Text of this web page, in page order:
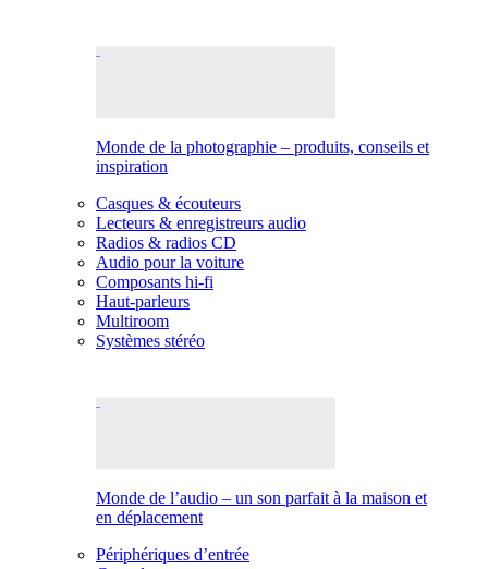
Monde de la photographie – produits, conseils et
inspiration
Casques & écouteurs
Lecteurs & enregistreurs audio
Radios & radios CD
Audio pour la voiture
Composants hi-fi
Haut-parleurs
Multiroom
Systèmes stéréo
Monde de l’audio – un son parfait à la maison et
en déplacement
Périphériques d’entrée